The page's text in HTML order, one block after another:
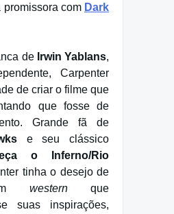
promissora com Dark
de Irwin Yablans,
Carpenter
de criar o filme que
que fosse de
Grande fã de
e seu clássico
o Inferno/Rio
tinha o desejo de
westernque
suas inspirações,